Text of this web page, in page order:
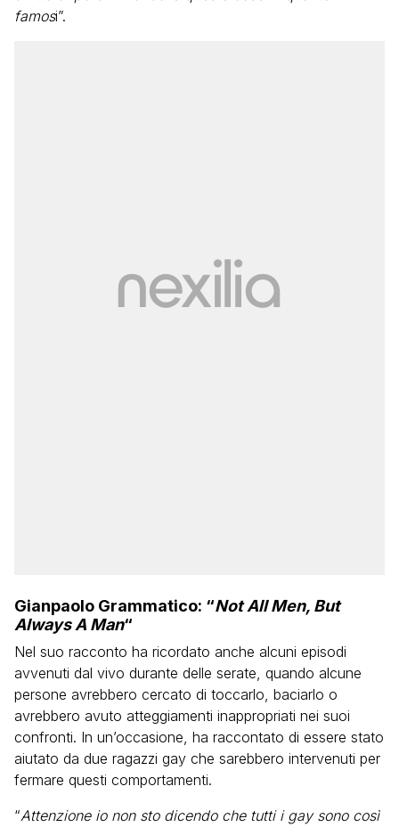
famosi”.
Gianpaolo Grammatico: “Not All Men, But
Always A Man“
Nel suo racconto ha ricordato anche alcuni episodi
avvenuti dal vivo durante delle serate, quando alcune
persone avrebbero cercato di toccarlo, baciarlo o
avrebbero avuto atteggiamenti inappropriati nei suoi
confronti. In un’occasione, ha raccontato di essere stato
aiutato da due ragazzi gay che sarebbero intervenuti per
fermare questi comportamenti.
“Attenzione io non sto dicendo che tutti i gay sono così